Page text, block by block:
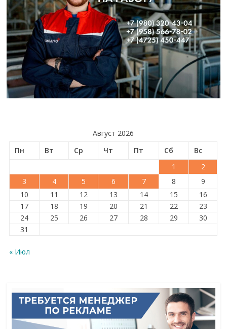
Август 2026
Пн
Вт Ср Чт Пт Сб
Вс
1
2
3
4 5 6 7 8
9
10
11 12 13 14 15
16
17
18 19 20 21 22
23
24
25 26 27 28 29
30
31
« Июл